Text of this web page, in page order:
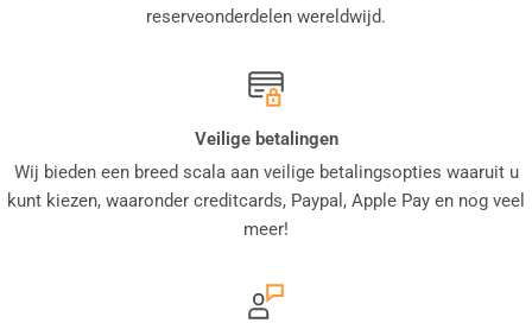
reserveonderdelen wereldwijd.
Veilige betalingen
Wij bieden een breed scala aan veilige betalingsopties waaruit u
kunt kiezen, waaronder creditcards, Paypal, Apple Pay en nog veel
meer!